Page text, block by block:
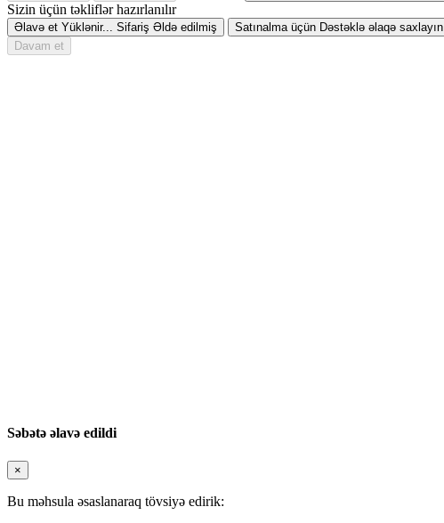
Sizin üçün təkliflər hazırlanılır
Əlavə et Yüklənir... Sifariş Əldə edilmiş
Satınalma üçün Dəstəklə əlaqə saxlayın
Davam et
Səbətə əlavə edildi
×
Bu məhsula əsaslanaraq tövsiyə edirik: